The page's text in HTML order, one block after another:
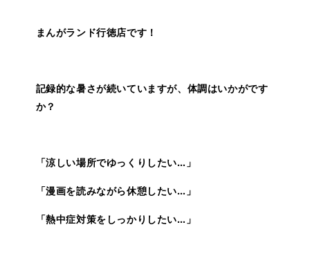
まんがランド行徳店です！
記録的な暑さが続いていますが、体調はいかがです
か？
「涼しい場所でゆっくりしたい…」
「漫画を読みながら休憩したい…」
「熱中症対策をしっかりしたい…」